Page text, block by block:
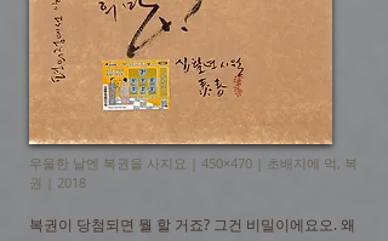
우울한 날엔 복권을 사지요 | 450×470 | 초배지에 먹, 복
권 | 2018
복권이 당첨되면 뭘 할 거죠? 그건 비밀이에요오. 왜